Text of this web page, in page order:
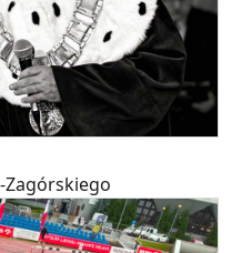
Zagórskiego